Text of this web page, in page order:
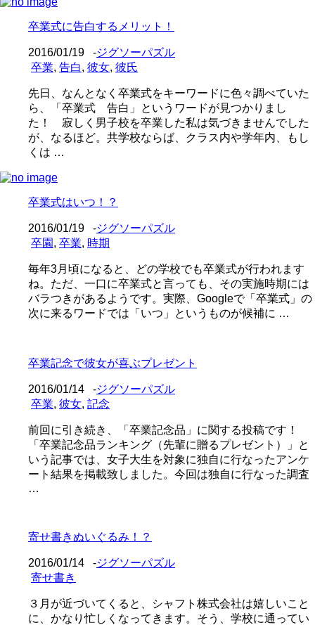
卒業式に告白するメリット！
2016/01/19 -ジグソーパズル
卒業, 告白, 彼女, 彼氏
先日、なんとなく卒業式をキーワードに色々調べていた
ら、「卒業式 告白」というワードが見つかりまし
た！ 寂しく男子校を卒業した私は気づきませんでした
が、なるほど。共学校ならば、クラス内や学年内、もし
くは …
卒業式はいつ！？
2016/01/19 -ジグソーパズル
卒園 , 卒業, 時期
毎年3月頃になると、どの学校でも卒業式が行われます
ね。ただ、一口に卒業式と言っても、その実施時期には
バラつきがあるようです。実際、Googleで「卒業式」の
次に来るワードでは「いつ」というものが候補に …
卒業記念で彼女が喜ぶプレゼント
2016/01/14 -ジグソーパズル
卒業, 彼女, 記念
前回に引き続き、「卒業記念品」に関する投稿です！
「卒業記念品ランキング（先輩に贈るプレゼント）」と
いう記事では、女子大生を対象に独自に行なったアンケ
ート結果を掲載致しました。今回は独自に行なった調査
…
寄せ書きぬいぐるみ！？
2016/01/14 -ジグソーパズル
寄せ書き
３月が近づいてくると、シャフト株式会社は嬉しいこと
に、かなり忙しくなってきます。そう、学校に通ってい